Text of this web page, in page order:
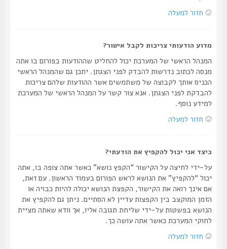
חזור למעלה
מדוע הודעותי צריכות לקבל אישור?
המנהל הראשי של המערכת יכול להחליט שההודעות בפורום בו אתה
מנסה לכתוב נדרשות להבדק לפני הצגתן. יתכן גם שהמנהל הראשי
הכניס אותך לקבוצה של משתמשים אשר ההודעות שלהם צריכות
להבדקת לפני הצגתן. אנא צור קשר על המנהל הראשי של המערכת
למידע נוסף.
חזור למעלה
כיצד אני יכול להקפיץ את הודעתי?
על-ידי לחיצה על הקישור “הקפץ נושא” כאשר אתה צופה בו, אתה
יכול “להקפיץ” את הנושא לראש הפורום בעמוד הראשון. עם זאת,
אם אינך רואה את הקישור, הקפצת הנושא יכולה להיות כבויה או
הזמן המוקצב בין הקפצות עדיין לא הסתיים. ניתן גם להקפיץ את
הנושא בפשטות על-ידי שליחת תגובה אליו, אך וודא שאתה מציית
לחוקי המערכת כאשר אתה עושה כך.
חזור למעלה